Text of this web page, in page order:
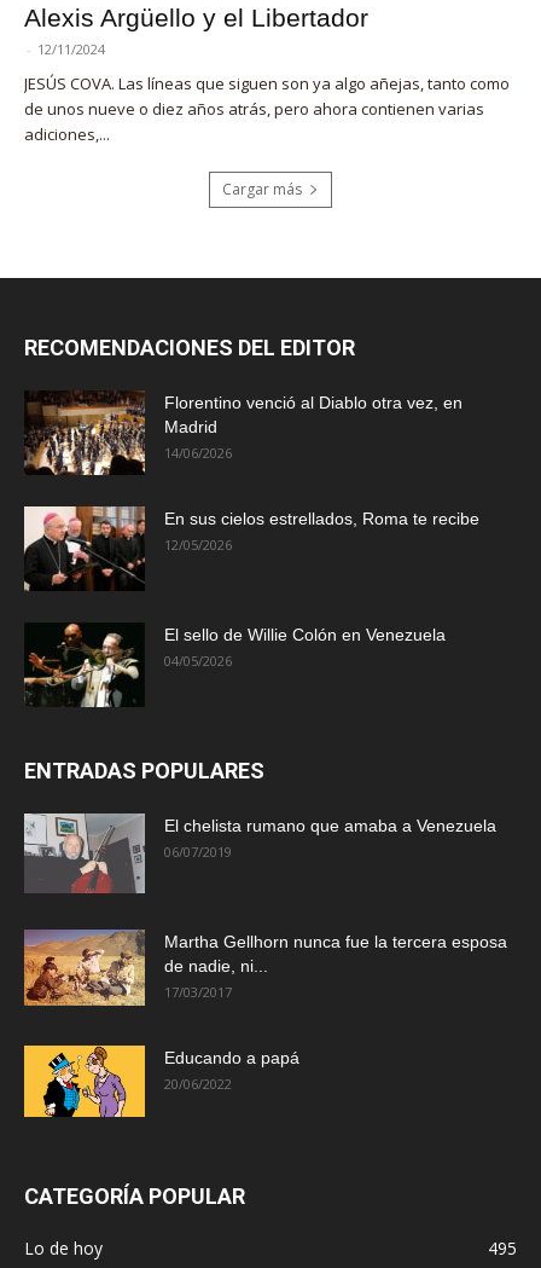
Alexis Argüello y el Libertador
- 12/11/2024
JESÚS COVA. Las líneas que siguen son ya algo añejas, tanto como
de unos nueve o diez años atrás, pero ahora contienen varias
adiciones,...
Cargar más
RECOMENDACIONES DEL EDITOR
Florentino venció al Diablo otra vez, en
Madrid
14/06/2026
En sus cielos estrellados, Roma te recibe
12/05/2026
El sello de Willie Colón en Venezuela
04/05/2026
ENTRADAS POPULARES
El chelista rumano que amaba a Venezuela
06/07/2019
Martha Gellhorn nunca fue la tercera esposa
de nadie, ni...
17/03/2017
Educando a papá
20/06/2022
CATEGORÍA POPULAR
Lo de hoy
495